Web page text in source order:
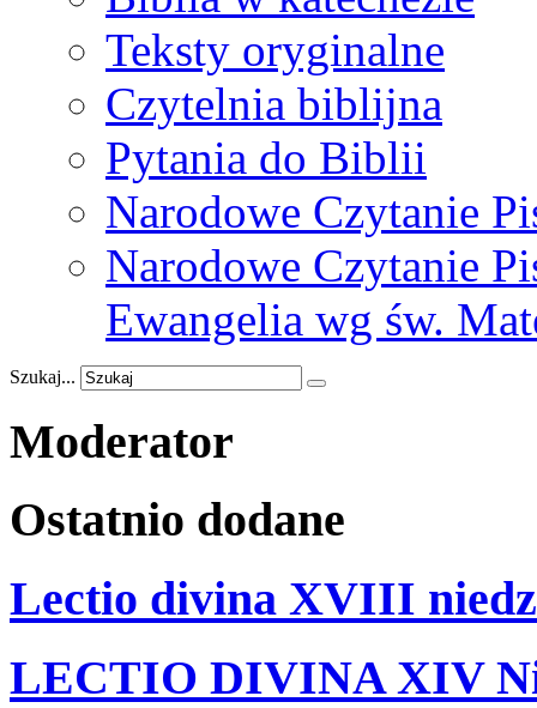
Teksty oryginalne
Czytelnia biblijna
Pytania do Biblii
Narodowe Czytanie
Narodowe Czytanie
Ewangelia wg św.
Szukaj...
Moderator
Ostatnio dodane
Lectio divina XVIII
LECTIO DIVINA XIV